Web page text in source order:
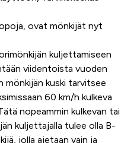
ovat mönkijät nyt
kuljettamiseen
viidentoista vuoden
mönkijän kuski tarvitsee
60 km/h kulkeva
nopeammin kulkevan tai
kuljettajalla tulee olla B-
jolla ajetaan vain ja